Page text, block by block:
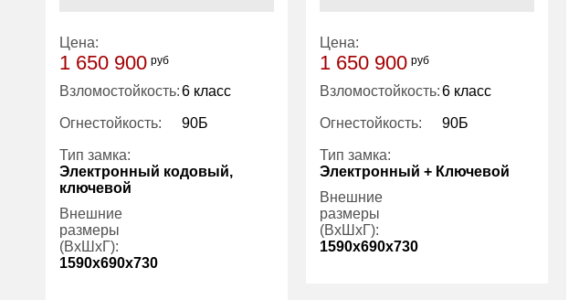
Цена:
1 650 900 руб
Взломостойкость:6 класс
Огнестойкость: 90Б
Тип замка:
Электронный кодовый,
ключевой
Внешние
размеры
(ВхШхГ):
1590x690x730
Цена:
1 650 900 руб
Взломостойкость:6 класс
Огнестойкость: 90Б
Тип замка:
Электронный + Ключевой
Внешние
размеры
(ВхШхГ):
1590x690x730